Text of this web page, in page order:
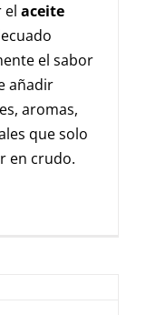
el aceite
el sabor
añadir
aromas,
que solo
en crudo.